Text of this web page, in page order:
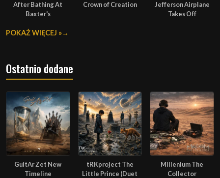
After Bathing At
Baxter's
Crown of Creation
Jefferson Airplane
Takes Off
POKAŻ WIĘCEJ »
Ostatnio dodane
GuitAr Zet New
Timeline
tRKproject The
Little Prince (Duet
Millenium The
Collector